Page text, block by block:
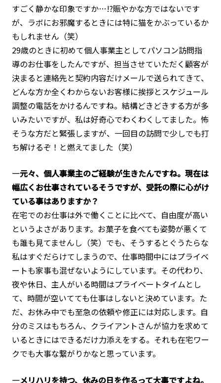
すごく静かな印象ですか…!?賑やかな方ではないです
が、ラボにお邪魔するときには特に猫をかぶっているか
もしれません（笑）
29歳のときに初めて個人事業主としてパソコン訪問指
導のお仕事をしたんですが、担当させていただく顧客が
決まると連絡先と契約内容だけメールで送られてきて、
どんな方か全くわからないお客様に挨拶とスケジュール
調整の電話をかけるんですね。結構どきどきする方が多
いみたいですが、私は好奇心でわくわくしてました。怖
そうな方だと緊張しますが、一回目の訪問で少しでも打
ち解けるぞ！と燃えてました（笑）
―元々、個人事業主のご経験が生きたんですね。現在は
幅広くお仕事されているそうですが、受託の際に心がけ
ている事はありますか？
在宅でのお仕事は外で働くことに比べて、自由度が高い
というよさがあります。お菓子を食べても姿勢が悪くて
も誰も見てませんし（笑）でも、そうするとぐうたらな
私はすぐだらけてしまうので、仕事時間中にはプライベ
ートも家事も混ぜないようにしています。その代わり、
夜や休日、主人がいる時間はプライベートタイムとし
て、時間が空いてても仕事はしないと決めています。た
だ、お休み中でも至急の依頼や修正には対応します。自
分のミスはもちろん、クライアントさんが協力を求めて
いるときにはできるだけ力添えをする。それも在宅ワー
クでも大事な繋がりかなと思っています。
―メリハリを持つ、休みの日を作るって大事ですよね。